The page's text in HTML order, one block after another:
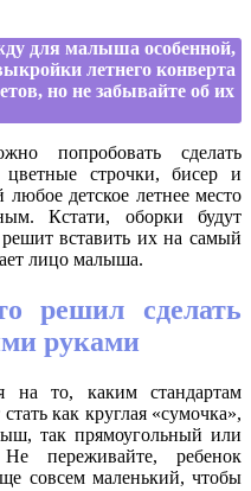
для малыша особенной,
летнего конверта
но не забывайте об их
попробовать сделать
цветные строчки, бисер и
детское летнее место
Кстати, оборки будут
вставить их на самый
лицо малыша.
решил сделать
руками
то, каким стандартам
как круглая «сумочка»,
так прямоугольный или
переживайте, ребенок
совсем маленький, чтобы